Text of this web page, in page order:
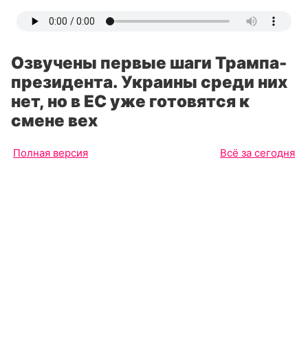
Озвучены первые шаги Трампа-
президента. Украины среди них
нет, но в ЕС уже готовятся к
смене вех
Полная версия Всё за сегодня